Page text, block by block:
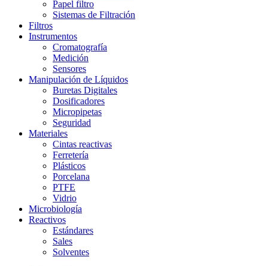
Papel filtro
Sistemas de Filtración
Filtros
Instrumentos
Cromatografía
Medición
Sensores
Manipulación de Líquidos
Buretas Digitales
Dosificadores
Micropipetas
Seguridad
Materiales
Cintas reactivas
Ferretería
Plásticos
Porcelana
PTFE
Vidrio
Microbiología
Reactivos
Estándares
Sales
Solventes